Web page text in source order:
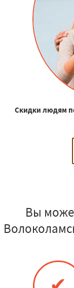
Скидки людям
Вы